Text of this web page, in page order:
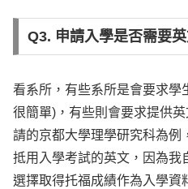
Q3. 申請入學是否需要
看系所，有些系所是會要求學
很簡單)，有些則會要求提供
請的京都大學理學研究科為例
抵用入學考試的英文，因為我
選擇取得托福成績作為入學資